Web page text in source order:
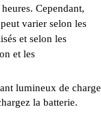
Cependant,
varier selon les
et selon les
et les
lumineux de charge
la batterie.